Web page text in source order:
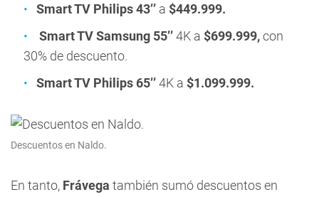
Smart TV Philips 43’’ a $449.999.
Smart TV Samsung 55’’4K a $699.999,con
30% de descuento.
Smart TV Philips 65’’4K a $1.099.999.
Descuentos en Naldo.
En tanto, Frávega también sumó descuentos en